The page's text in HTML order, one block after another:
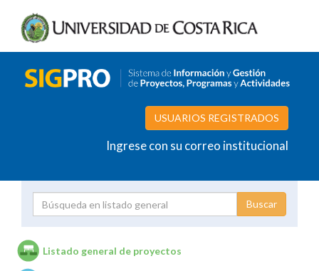
USUARIOS REGISTRADOS
Ingrese con su correo institucional
Listado general de proyectos